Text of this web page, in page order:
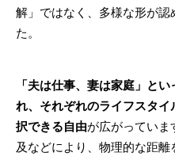
解」ではなく、多様な形が
た。
「夫は仕事、妻は家庭」と
れ、それぞれのライフスタ
択できる自由が広がってい
及などにより、物理的な距